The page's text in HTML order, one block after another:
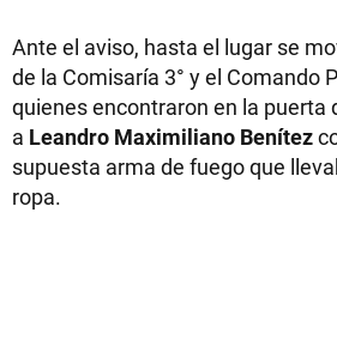
Ante el aviso, hasta el lugar se
de la Comisaría 3° y el Comando
quienes encontraron en la puerta
a Leandro Maximiliano Benítez
supuesta arma de fuego que
ropa.